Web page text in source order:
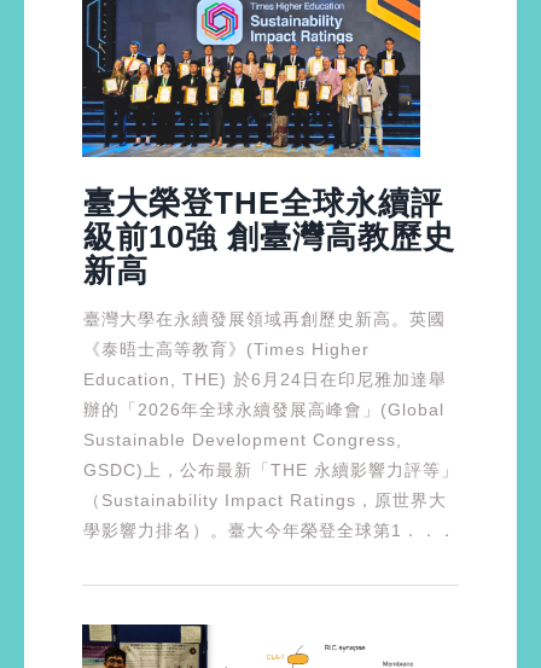
臺大榮登THE全球永續評
級前10強 創臺灣高教歷史
新高
臺灣大學在永續發展領域再創歷史新高。英國
《泰晤士高等教育》(Times Higher
Education, THE) 於6月24日在印尼雅加達舉
辦的「2026年全球永續發展高峰會」(Global
Sustainable Development Congress,
GSDC)上，公布最新「THE 永續影響力評等」
（Sustainability Impact Ratings，原世界大
學影響力排名）。臺大今年榮登全球第1．．．